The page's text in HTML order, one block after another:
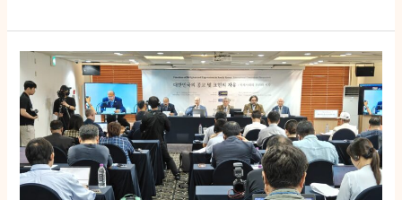
Waarom
zit
Lee
Man-
hee
op
95-
jarige